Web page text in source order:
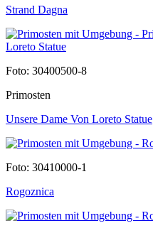
Strand Dagna
Foto: 30400500-8
Primosten
Unsere Dame Von Loreto Statue
Foto: 30410000-1
Rogoznica